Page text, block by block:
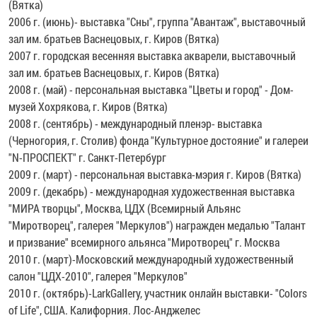
(Вятка)
2006 г. (июнь)- выставка "Сны", группа "Авантаж", выставочный
зал им. братьев Васнецовых, г. Киров (Вятка)
2007 г. городская весенняя выставка акварели, выставочный
зал им. братьев Васнецовых, г. Киров (Вятка)
2008 г. (май) - персональная выставка "Цветы и город" - Дом-
музей Хохрякова, г. Киров (Вятка)
2008 г. (сентябрь) - международный пленэр- выставка
(Черногория, г. Столив) фонда "Культурное достояние" и галереи
"N-ПРОСПЕКТ" г. Санкт-Петербург
2009 г. (март) - персональная выставка-мэрия г. Киров (Вятка)
2009 г. (декабрь) - международная художественная выставка
"МИРА творцы", Москва, ЦДХ (Всемирный Альянс
"Миротворец", галерея "Меркулов") награжден медалью "Талант
и призвание" всемирного альянса "Миротворец" г. Москва
2010 г. (март)-Московский международный художественный
салон "ЦДХ-2010", галерея "Меркулов"
2010 г. (октябрь)-LarkGallery, участник онлайн выставки- "Colors
of Life", США. Калифорния. Лос-Анджелес